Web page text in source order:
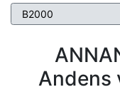
Andens